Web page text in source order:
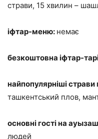
страви, 15 хвилин –
іфтар-меню: немає
безкоштовна іфтар-
найпопулярніші страви
ташкентський плов,
основні гості на
людей